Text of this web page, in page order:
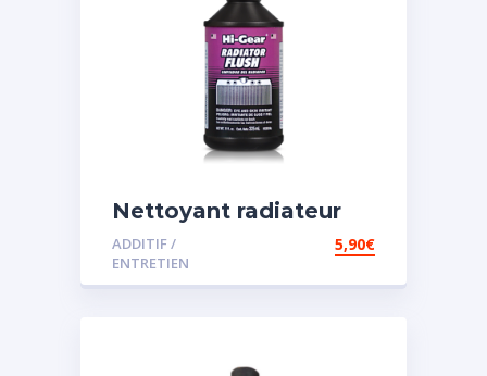
Nettoyant radiateur
ADDITIF /
ENTRETIEN
5,90€